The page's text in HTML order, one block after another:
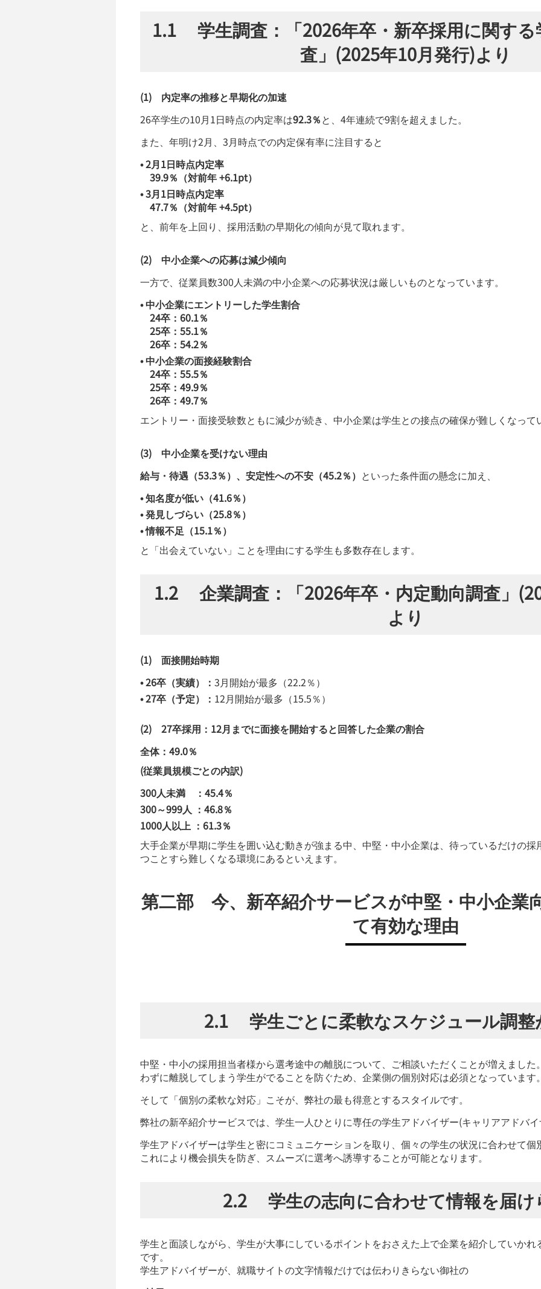
1.1 学生調査：「2026年卒・新卒採用に関する
査」(2025年10月発行)より
(1) 内定率の推移と早期化の加速
26卒学生の10月1日時点の内定率は92.3％と、4年連続で9割を超えました。
また、年明け2月、3月時点での内定保有率に注目すると
• 2月1日時点内定率
39.9％（対前年 +6.1pt）
• 3月1日時点内定率
47.7％（対前年 +4.5pt）
と、前年を上回り、採用活動の早期化の傾向が見て取れます。
(2) 中小企業への応募は減少傾向
一方で、従業員数300人未満の中小企業への応募状況は厳しいものとなっています。
• 中小企業にエントリーした学生割合
24卒：60.1％
25卒：55.1％
26卒：54.2％
• 中小企業の面接経験割合
24卒：55.5％
25卒：49.9％
26卒：49.7％
エントリー・面接受験数ともに減少が続き、中小企業は学生との接点の確保が難しくなって
(3) 中小企業を受けない理由
給与・待遇（53.3％）、安定性への不安（45.2％） といった条件面の懸念に加え、
• 知名度が低い（41.6％）
• 発見しづらい（25.8％）
• 情報不足（15.1％）
と「出会えていない」ことを理由にする学生も多数存在します。
1.2 企業調査：「2026年卒・内定動向調査」
より
(1) 面接開始時期
• 26卒（実績）： 3月開始が最多（22.2％）
• 27卒（予定）： 12月開始が最多（15.5％）
(2) 27卒採用：12月までに面接を開始すると回答した企業の割合
全体：49.0％
(従業員規模ごとの内訳)
300人未満 ：45.4％
300～999人 ：46.8％
1000人以上 ：61.3％
大手企業が早期に学生を囲い込む動きが強まる中、中堅・中小企業は、待っているだけの
つことすら難しくなる環境にあるといえます。
第二部 今、新卒紹介サービスが中堅・中小企業
て有効な理由
2.1 学生ごとに柔軟なスケジュール調整
中堅・中小の採用担当者様から選考途中の離脱について、ご相談いただくことが増えまし
わずに離脱してしまう学生がでることを防ぐため、企業側の個別対応は必須となっています
そして「個別の柔軟な対応」こそが、弊社の最も得意とするスタイルです。
弊社の新卒紹介サービスでは、学生一人ひとりに専任の学生アドバイザー(キャリアアドバ
学生アドバイザーは学生と密にコミュニケーションを取り、個々の学生の状況に合わせて
これにより機会損失を防ぎ、スムーズに選考へ誘導することが可能となります。
2.2 学生の志向に合わせて情報を届け
学生と面談しながら、学生が大事にしているポイントをおさえた上で企業を紹介していか
です。
学生アドバイザーが、就職サイトの文字情報だけでは伝わりきらない御社の